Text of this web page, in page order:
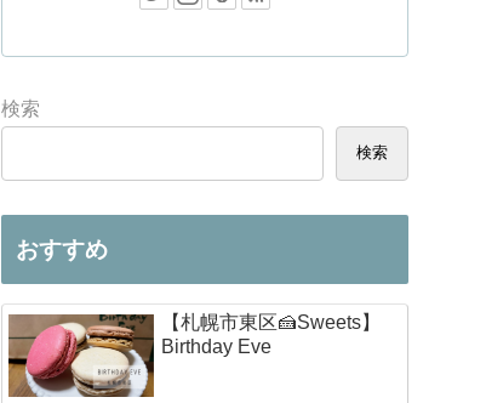
検索
検索
おすすめ
【札幌市東区🍰Sweets】
Birthday Eve